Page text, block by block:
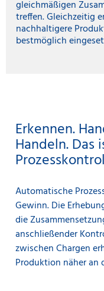
gleichmäßigen
treffen. Gleichzeitig
nachhaltigere
bestmöglich
Erkennen.
Handeln. Das
Automatische
Gewinn. Die
die
anschließender
zwischen Chargen
Produktion näher an